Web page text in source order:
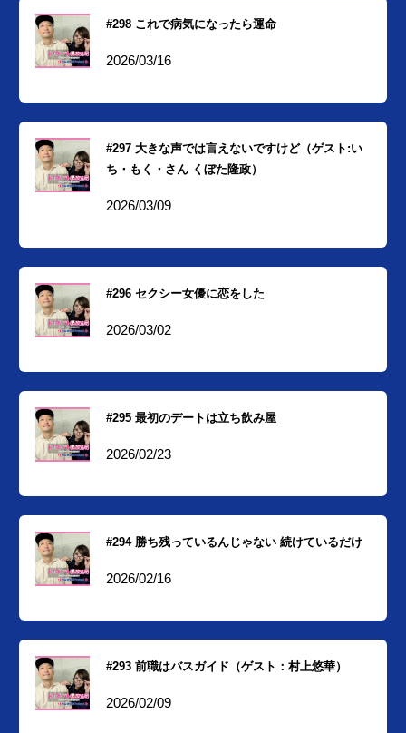
#298 これで病気になったら運命
2026/03/16
#297 大きな声では言えないですけど（ゲスト:い
ち・もく・さん くぼた隆政）
2026/03/09
#296 セクシー女優に恋をした
2026/03/02
#295 最初のデートは立ち飲み屋
2026/02/23
#294 勝ち残っているんじゃない 続けているだけ
2026/02/16
#293 前職はバスガイド（ゲスト：村上悠華）
2026/02/09